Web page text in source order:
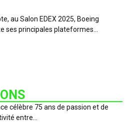
au Salon EDEX 2025, Boeing
ses principales plateformes...
célèbre 75 ans de passion et de
entre...